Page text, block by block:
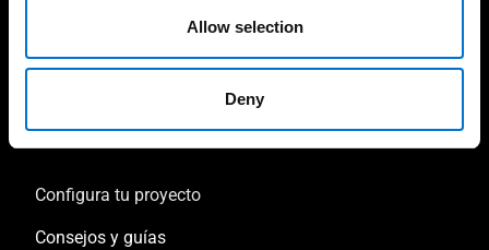
Allow selection
Deny
Textura y color
Tu proyecto
Configura tu proyecto
Consejos y guías